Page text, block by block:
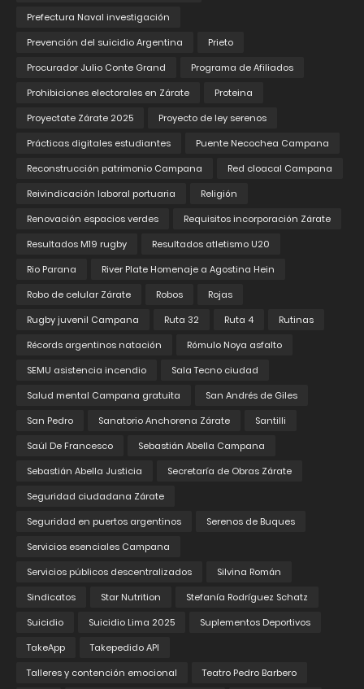
Prefectura Naval investigación
Prevención del suicidio Argentina
Prieto
Procurador Julio Conte Grand
Programa de Afiliados
Prohibiciones electorales en Zárate
Proteina
Proyectate Zárate 2025
Proyecto de ley serenos
Prácticas digitales estudiantes
Puente Necochea Campana
Reconstrucción patrimonio Campana
Red cloacal Campana
Reivindicación laboral portuaria
Religión
Renovación espacios verdes
Requisitos incorporación Zárate
Resultados M19 rugby
Resultados atletismo U20
Rio Parana
River Plate Homenaje a Agostina Hein
Robo de celular Zárate
Robos
Rojas
Rugby juvenil Campana
Ruta 32 Ruta 4
Rutinas
Récords argentinos natación
Rómulo Noya asfalto
SEMU asistencia incendio
Sala Tecno ciudad
Salud mental Campana gratuita
San Andrés de Giles
San Pedro
Sanatorio Anchorena Zárate
Santilli
Saúl De Francesco
Sebastián Abella Campana
Sebastián Abella Justicia
Secretaría de Obras Zárate
Seguridad ciudadana Zárate
Seguridad en puertos argentinos
Serenos de Buques
Servicios esenciales Campana
Servicios públicos descentralizados
Silvina Román
Sindicatos
Star Nutrition
Stefanía Rodríguez Schatz
Suicidio
Suicidio Lima 2025
Suplementos Deportivos
TakeApp
Takepedido API
Talleres y contención emocional
Teatro Pedro Barbero